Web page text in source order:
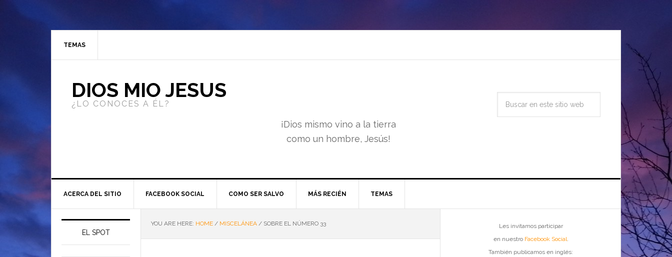
TEMAS
DIOS MIO JESUS
¿LO CONOCES A ÉL?
¡Dios mismo vino a la tierra
como un hombre, Jesús!
ACERCA DEL SITIO FACEBOOK SOCIAL COMO SER SALVO MÁS RECIÉN TEMAS
YOU ARE HERE: HOME / MISCELÁNEA / SOBRE EL NÚMERO 33
Les invitamos participar
en nuestro Facebook Social.
También publicamos en inglés:
EL SPOT